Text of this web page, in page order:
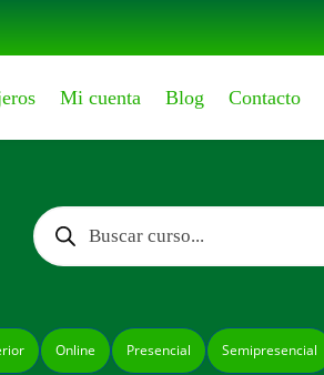
Mi cuenta Blog Contacto
Búsqueda
de
productos
Online Presencial Semipresencial